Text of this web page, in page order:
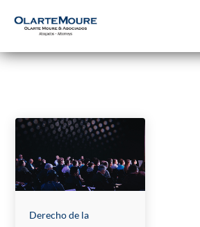
Derecho de la